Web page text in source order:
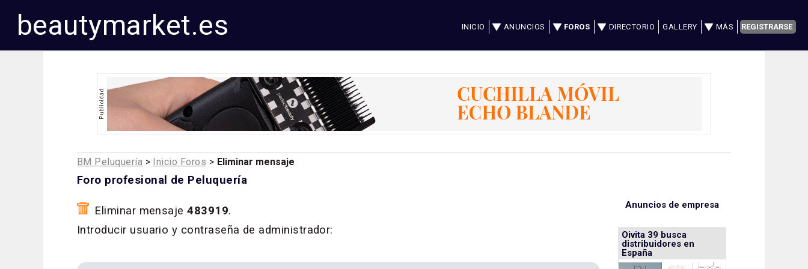
beautymarket.es INICIO ANUNCIOS FOROS DIRECTORIO GALLERY MÁS REGISTRARSE
BM Peluquería > Inicio Foros > Eliminar mensaje
Foro profesional de Peluquería
Eliminar mensaje483919.
Introducir usuario y contraseña de administrador:
Anuncios de empresa
Oivita 39 busca
distribuidores en
España